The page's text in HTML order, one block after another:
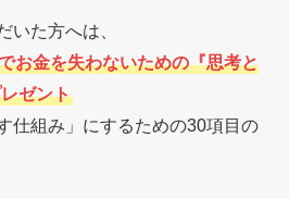
いた方へは、
お金を失わないための『思考と
ゼント
仕組み」にするための30項目の